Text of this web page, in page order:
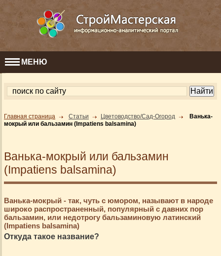
МЕНЮ
Главная страница Статьи Цветоводство/Сад-Огород
Ванька-
мокрый или бальзамин (Impatiens balsamina)
Ванька-мокрый или бальзамин
(Impatiens balsamina)
Ванька-мокрый - так, чуть с юмором, называют в народе
широко распространенный, популярный с давних пор
бальзамин, или недотрогу бальзаминовую латинский
(Impatiens balsamina)
Откуда такое название?